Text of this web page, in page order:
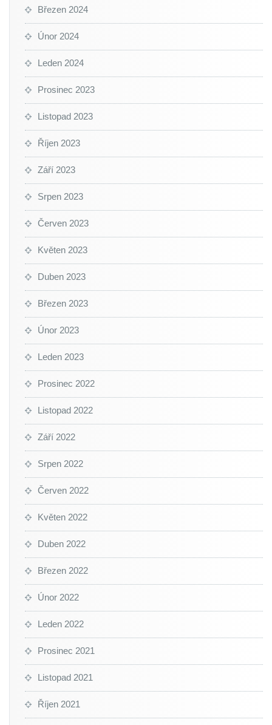
Březen 2024
Únor 2024
Leden 2024
Prosinec 2023
Listopad 2023
Říjen 2023
Září 2023
Srpen 2023
Červen 2023
Květen 2023
Duben 2023
Březen 2023
Únor 2023
Leden 2023
Prosinec 2022
Listopad 2022
Září 2022
Srpen 2022
Červen 2022
Květen 2022
Duben 2022
Březen 2022
Únor 2022
Leden 2022
Prosinec 2021
Listopad 2021
Říjen 2021